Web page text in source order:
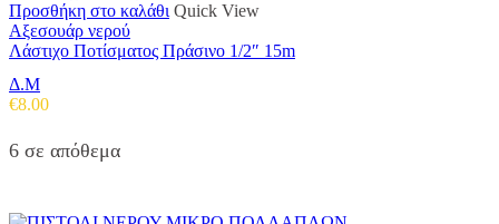
Προσθήκη στο καλάθι Quick View
Αξεσουάρ νερού
Λάστιχο Ποτίσματος Πράσινο 1/2″ 15m
Δ.Μ
€8.00
6 σε απόθεμα